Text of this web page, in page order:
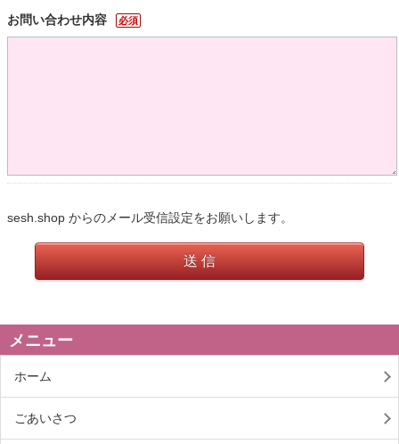
お問い合わせ内容 必須
sesh.shop からのメール受信設定をお願いします。
送 信
メニュー
ホーム
ごあいさつ